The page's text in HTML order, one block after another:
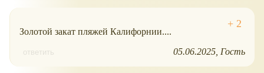
Золотой закат пляжей Калифорнии....
ответить 05.06.2025 Гость